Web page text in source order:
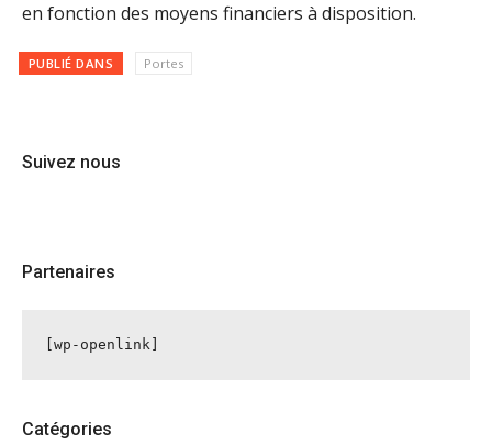
en fonction des moyens financiers à disposition.
PUBLIÉ DANS Portes
Suivez nous
Partenaires
[wp-openlink]
Catégories